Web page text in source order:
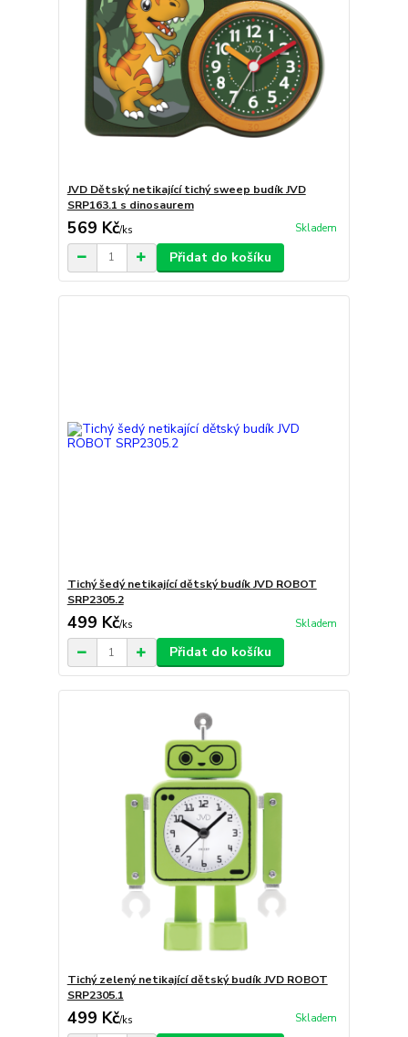
JVD Dětský netikající tichý sweep budík JVD
SRP163.1 s dinosaurem
569 Kč/ks Skladem
Přidat do košíku
Tichý šedý netikající dětský budík JVD ROBOT
SRP2305.2
499 Kč/ks Skladem
Přidat do košíku
Tichý zelený netikající dětský budík JVD ROBOT
SRP2305.1
499 Kč/ks Skladem